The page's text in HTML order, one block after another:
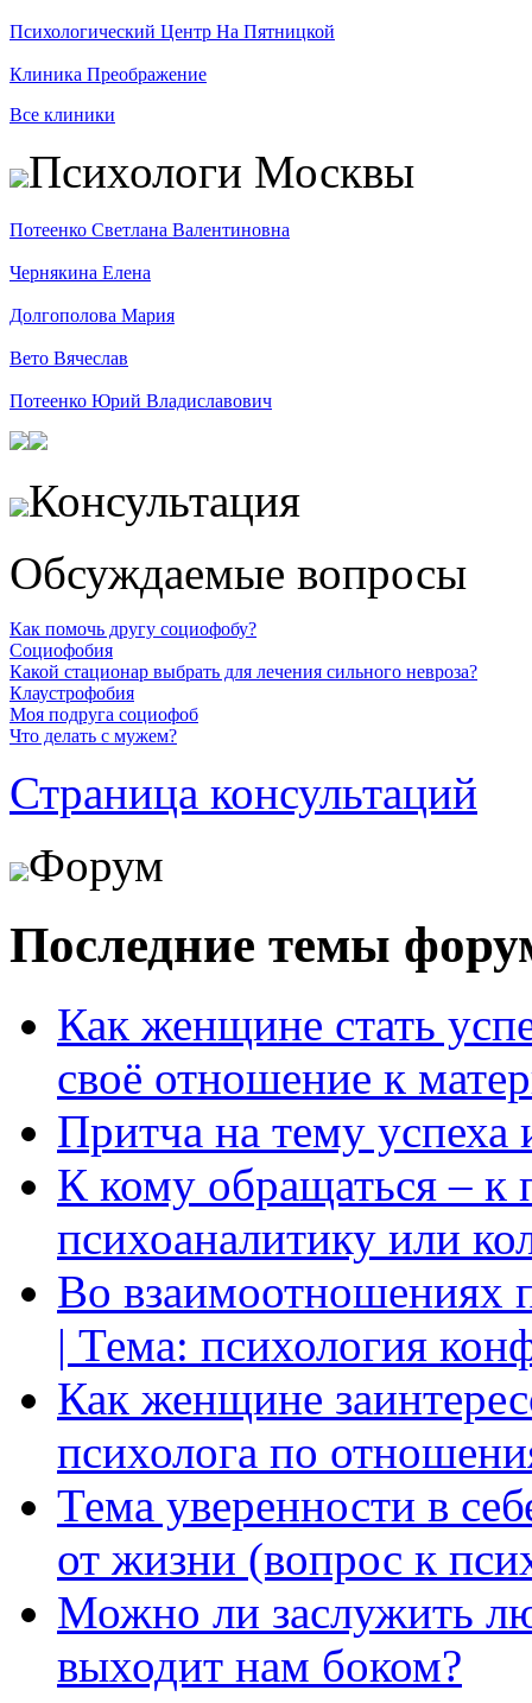
Психологический Центр На Пятницкой
Клиника Преображение
Все клиники
Психологи Москвы
Потеенко Светлана Валентиновна
Чернякина Елена
Долгополова Мария
Вето Вячеслав
Потеенко Юрий Владиславович
Консультация
Обсуждаемые вопросы
Как помочь другу социофобу?
Социофобия
Какой стационар выбрать для лечения сильного невроза?
Клаустрофобия
Моя подруга социофоб
Что делать с мужем?
Страница консультаций
Форум
Последние темы
Как женщине стать
своё отношение к
Притча на тему успеха
К кому обращаться – к
психоаналитику или
Во взаимоотношениях
| Тема: психология
Как женщине
психолога по
Тема уверенности в
от жизни (вопрос к
Можно ли заслужить
выходит нам боком?